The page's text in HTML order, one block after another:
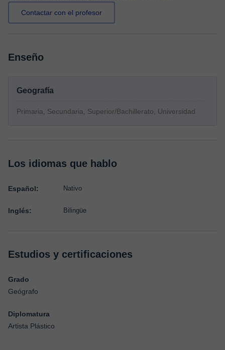
Contactar con el profesor
Enseño
Geografía
Primaria, Secundaria, Superior/Bachillerato, Universidad
Los idiomas que hablo
Español: Nativo
Inglés: Bilingüe
Estudios y certificaciones
Grado
Geógrafo
Diplomatura
Artista Plástico